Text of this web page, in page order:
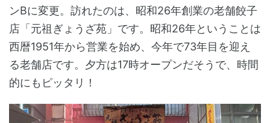
ンBに変更。訪れたのは、昭和26年創業の老舗餃子
店「元祖ぎょうざ苑」です。昭和26年ということは
西暦1951年から営業を始め、今年で73年目を迎え
る老舗店です。夕方は17時オープンだそうで、時間
的にもピッタリ！